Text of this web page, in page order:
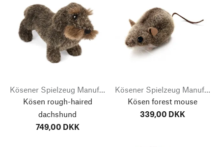
Kösener Spielzeug Manufaktur
Kösen rough-haired
dachshund
749,00 DKK
Kösener Spielzeug Manufaktur
Kösen forest mouse
339,00 DKK